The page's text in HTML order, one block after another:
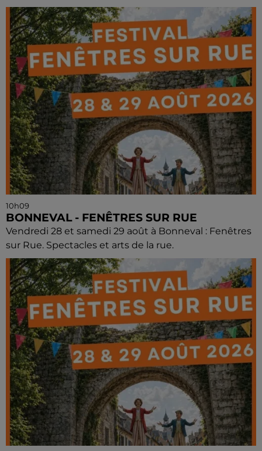
10h09
BONNEVAL - FENÊTRES SUR RUE
Vendredi 28 et samedi 29 août à Bonneval : Fenêtres
sur Rue. Spectacles et arts de la rue.